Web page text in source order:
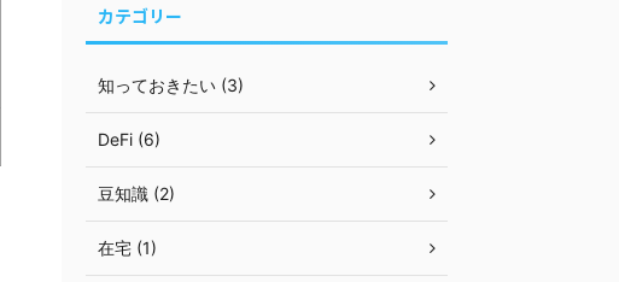
カテゴリー
知っておきたい (3)
DeFi (6)
豆知識 (2)
在宅 (1)